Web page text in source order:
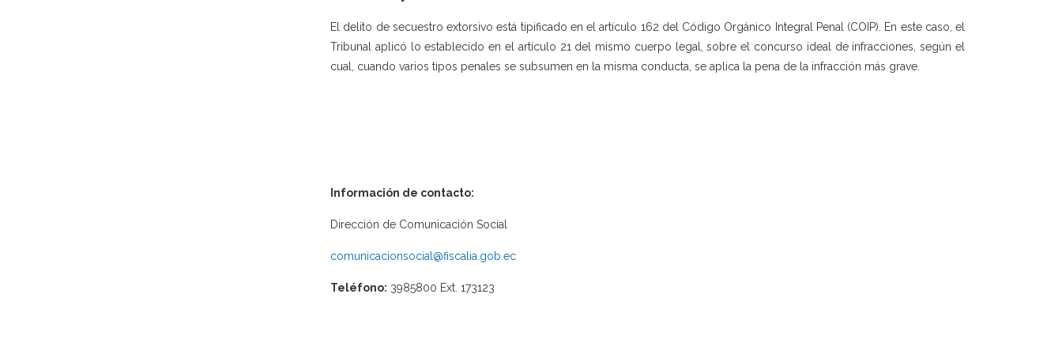
El delito de secuestro extorsivo está tipificado en el artículo 162 del Código Orgánico Integral Penal (COIP). En este caso, el
Tribunal aplicó lo establecido en el artículo 21 del mismo cuerpo legal, sobre el concurso ideal de infracciones, según el
cual, cuando varios tipos penales se subsumen en la misma conducta, se aplica la pena de la infracción más grave.
Información de contacto:
Dirección de Comunicación Social
comunicacionsocial@fiscalia.gob.ec
Teléfono: 3985800 Ext. 173123